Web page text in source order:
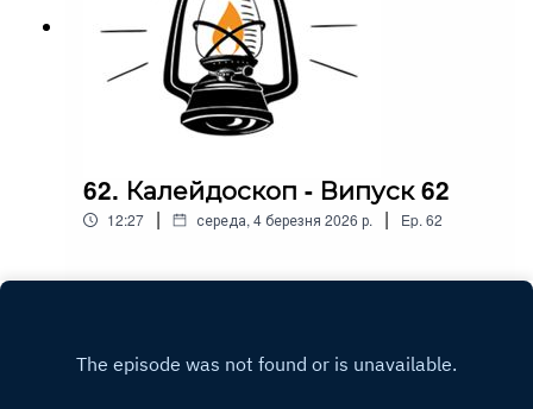
62. Калейдоскоп - Випуск 62
12:27 | середа, 4 березня 2026 р. | Ep. 62